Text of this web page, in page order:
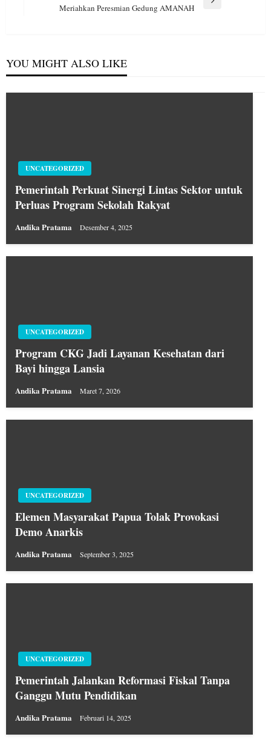
Meriahkan Peresmian Gedung AMANAH
YOU MIGHT ALSO LIKE
UNCATEGORIZED
Pemerintah Perkuat Sinergi Lintas Sektor untuk
Perluas Program Sekolah Rakyat
Andika Pratama Desember 4, 2025
UNCATEGORIZED
Program CKG Jadi Layanan Kesehatan dari
Bayi hingga Lansia
Andika Pratama Maret 7, 2026
UNCATEGORIZED
Elemen Masyarakat Papua Tolak Provokasi
Demo Anarkis
Andika Pratama September 3, 2025
UNCATEGORIZED
Pemerintah Jalankan Reformasi Fiskal Tanpa
Ganggu Mutu Pendidikan
Andika Pratama Februari 14, 2025